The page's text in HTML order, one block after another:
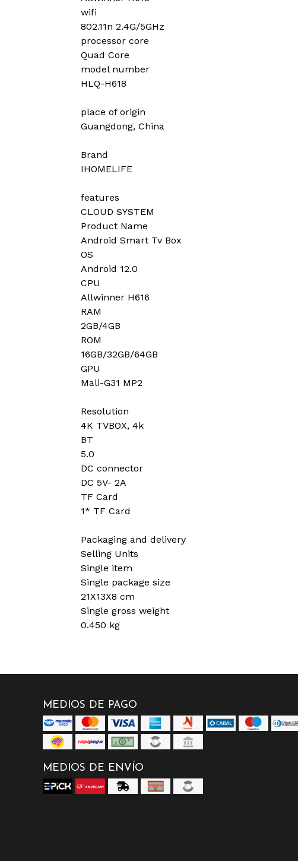
wifi
802.11n 2.4G/5GHz
processor core
Quad Core
model number
HLQ-H618
place of origin
Guangdong, China
Brand
IHOMELIFE
features
CLOUD SYSTEM
Product Name
Android Smart Tv Box
OS
Android 12.0
CPU
Allwinner H616
RAM
2GB/4GB
ROM
16GB/32GB/64GB
GPU
Mali-G31 MP2
Resolution
4K TVBOX, 4k
BT
5.0
DC connector
DC 5V- 2A
TF Card
1* TF Card
Packaging and delivery
Selling Units
Single item
Single package size
21X13X8 cm
Single gross weight
0.450 kg
MEDIOS DE PAGO
MEDIOS DE ENVÍO